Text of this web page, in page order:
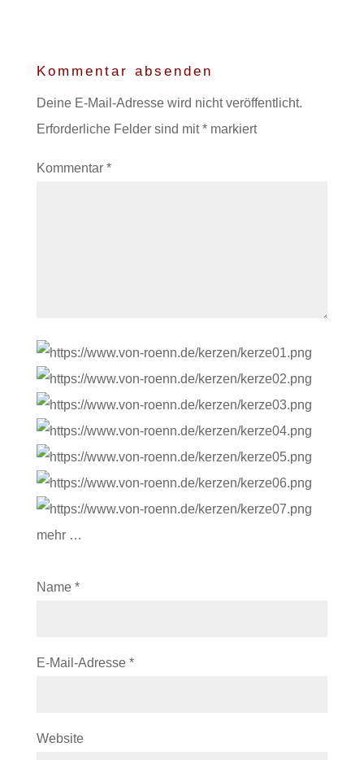
Kommentar absenden
Deine E-Mail-Adresse wird nicht veröffentlicht.
Erforderliche Felder sind mit*markiert
Kommentar *
mehr …
Name *
E-Mail-Adresse *
Website